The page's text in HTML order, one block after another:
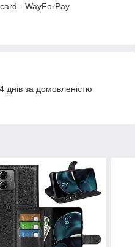
- WayForPay
за домовленістю